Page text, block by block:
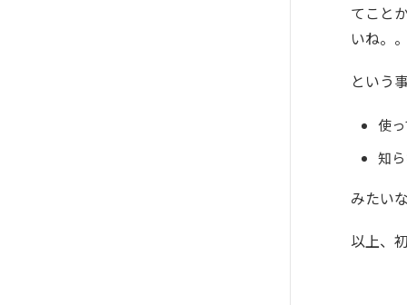
てこと
いね。
という
使
知
みたい
以上、